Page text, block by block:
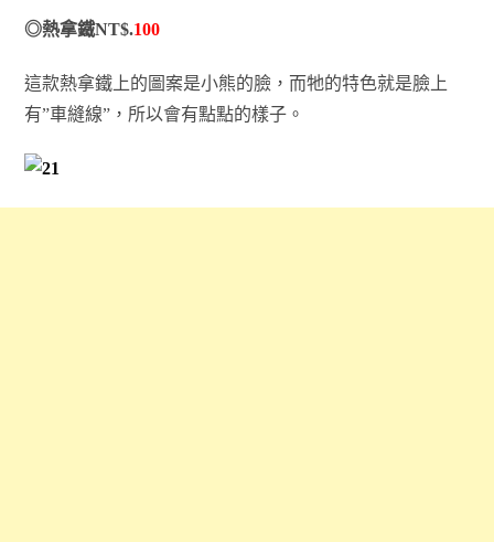
◎熱拿鐵NT$.100
這款熱拿鐵上的圖案是小熊的臉，而牠的特色就是臉上
有”車縫線”，所以會有點點的樣子。